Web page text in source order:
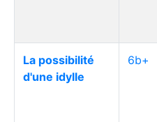
La possibilité
d'une idylle
6b+